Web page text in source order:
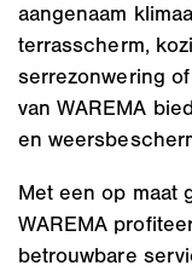
aangenaam
terrasscherm,
serrezonwering
van WAREMA
en
Met een op maat
WAREMA
betrouwbare